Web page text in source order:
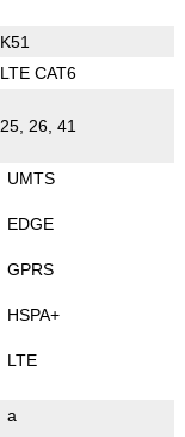
K51
LTE CAT6
25, 26, 41
UMTS
EDGE
GPRS
HSPA+
LTE
a